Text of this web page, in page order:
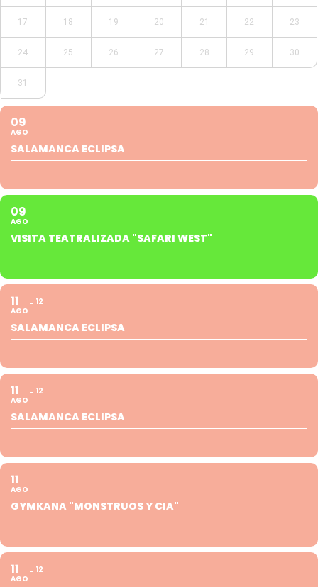
17 18 19 20 21 22 23
24 25 26 27 28 29 30
31
09
AGO
SALAMANCA ECLIPSA
09
AGO
VISITA TEATRALIZADA "SAFARI WEST"
11
AGO
12
SALAMANCA ECLIPSA
11
AGO
12
SALAMANCA ECLIPSA
11
AGO
GYMKANA "MONSTRUOS Y CIA"
11
AGO
12